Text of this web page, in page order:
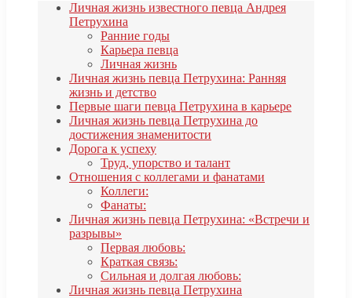
Личная жизнь известного певца Андрея
Петрухина
Ранние годы
Карьера певца
Личная жизнь
Личная жизнь певца Петрухина: Ранняя
жизнь и детство
Первые шаги певца Петрухина в карьере
Личная жизнь певца Петрухина до
достижения знаменитости
Дорога к успеху
Труд, упорство и талант
Отношения с коллегами и фанатами
Коллеги:
Фанаты:
Личная жизнь певца Петрухина: «Встречи и
разрывы»
Первая любовь:
Краткая связь:
Сильная и долгая любовь:
Личная жизнь певца Петрухина